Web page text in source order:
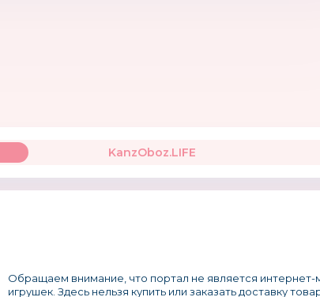
KanzOboz.LIFE
Обращаем внимание, что портал не является интернет-
игрушек. Здесь нельзя купить или заказать доставку